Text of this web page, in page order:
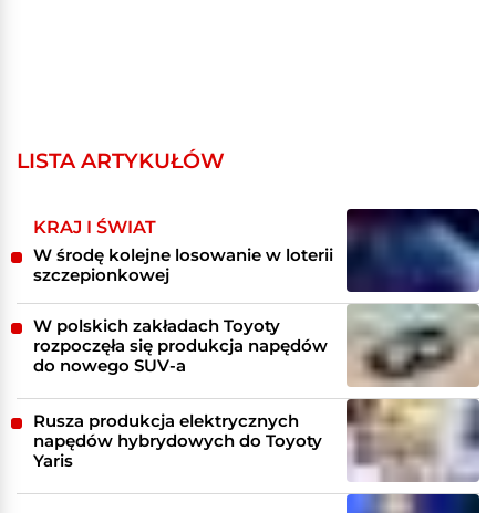
LISTA ARTYKUŁÓW
KRAJ I ŚWIAT
W środę kolejne losowanie w loterii
szczepionkowej
W polskich zakładach Toyoty
rozpoczęła się produkcja napędów
do nowego SUV-a
Rusza produkcja elektrycznych
napędów hybrydowych do Toyoty
Yaris